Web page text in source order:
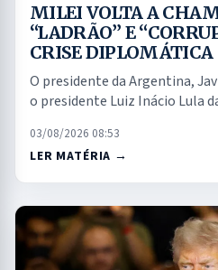
MILEI VOLTA A
“LADRÃO” E
CRISE DIPLOMÁTICA
O presidente da Argentina,
o presidente Luiz Inácio Lula
03/08/2026 08:53
LER MATÉRIA →